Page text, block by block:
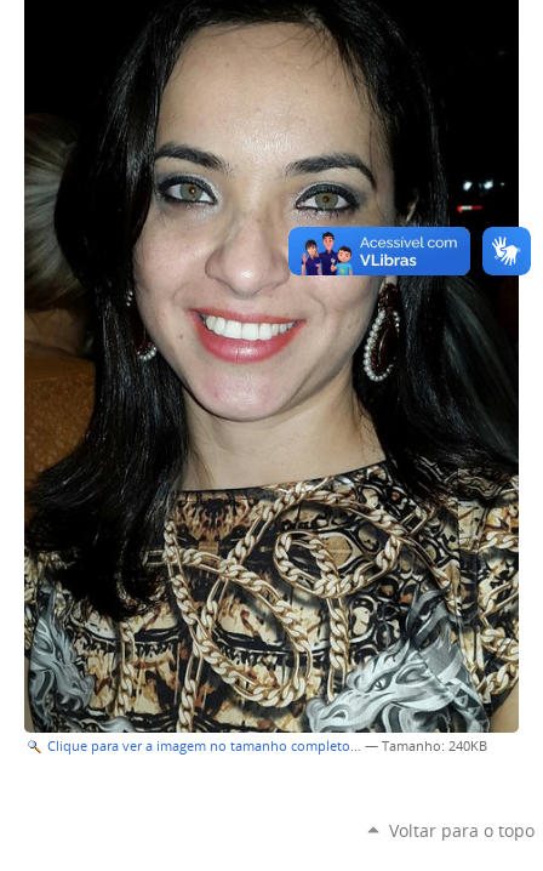
Clique para ver a imagem no tamanho completo… — Tamanho: 240KB
Voltar para o topo